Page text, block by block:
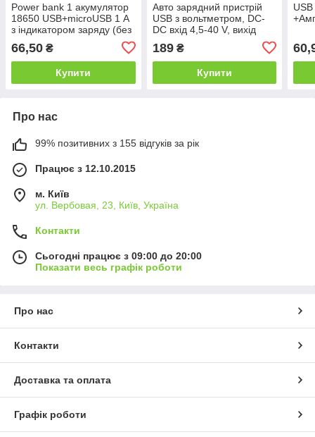
Power bank 1 акумулятор
18650 USB+microUSB 1 А
з індикатором заряду (без
66,50 ₴
Купити
Авто зарядний пристрій
USB з вольтметром, DC-
DC вхід 4,5-40 V, вихід
189₴
Купити
Про нас
99% позитивних з 155 відгуків за рік
Працює з 12.10.2015
м. Київ
ул. Вербовая, 23, Київ, Україна
Контакти
Сьогодні працює з 09:00 до 20:00
Показати весь графік роботи
Про нас
Контакти
Доставка та оплата
Графік роботи